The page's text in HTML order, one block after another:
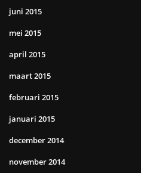
juni 2015
mei 2015
april 2015
maart 2015
februari 2015
januari 2015
december 2014
november 2014